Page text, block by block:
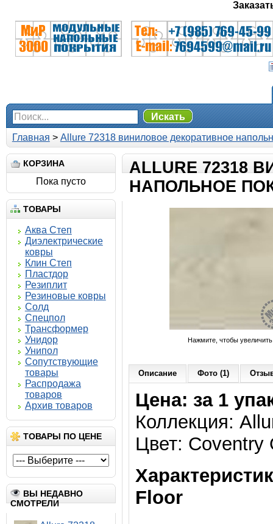
Искать
Главная > Allure 72318 виниловое декоративное
КОРЗИНА
Пока пусто
ТОВАРЫ
Аква Степ
Диэлектрические
ковры
Клин Степ
Пластдор
Резиплит
Резиновые ковры
Солд
Спецпол
Трансформер
Унидор
Унипол
Сопутствующие
товары
Распродажа
товаров
Архив товаров
ТОВАРЫ ПО ЦЕНЕ
ВЫ НЕДАВНО
СМОТРЕЛИ
ALLURE 72318
НАПОЛЬНОЕ
Нажмите, чтобы увеличить
Описание Фото (1)
Цена: за 1
Коллекция:
Цвет: Coventry
Floor